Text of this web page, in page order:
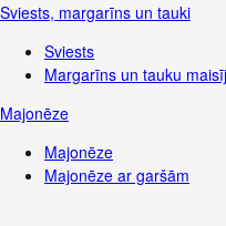
Sviests, margarīns un tauki
Sviests
Margarīns un tauku
Majonēze
Majonēze
Majonēze ar garšām